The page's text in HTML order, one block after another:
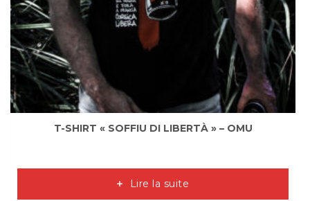
T-SHIRT « SOFFIU DI LIBERTÀ » – OMU
Lire la suite